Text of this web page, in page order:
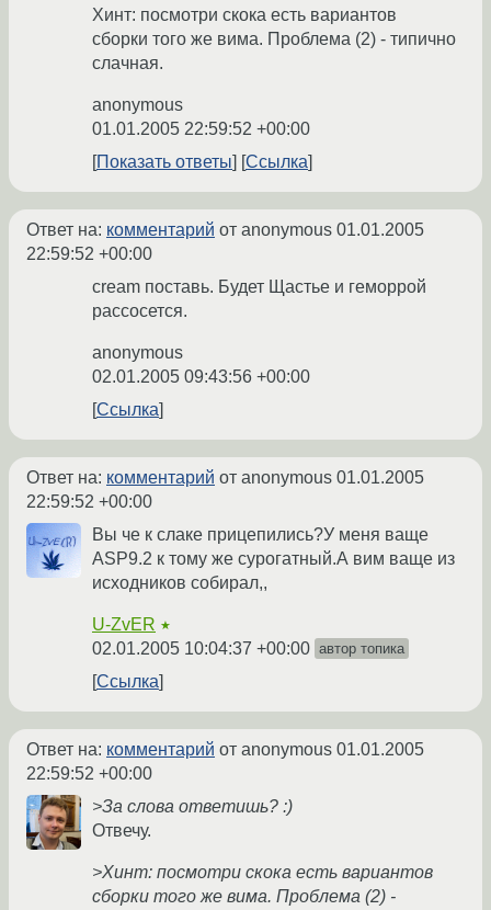
Хинт: посмотри скока есть вариантов
сборки того же вима. Проблема (2) - типично
слачная.
anonymous
01.01.2005 22:59:52 +00:00
Показать ответы
Ссылка
Ответ на: комментарий от anonymous 01.01.2005
22:59:52 +00:00
cream поставь. Будет Щастье и геморрой
рассосется.
anonymous
02.01.2005 09:43:56 +00:00
Ссылка
Ответ на: комментарий от anonymous 01.01.2005
22:59:52 +00:00
Вы че к слаке прицепились?У меня ваще
ASP9.2 к тому же сурогатный.А вим ваще из
исходников собирал,,
U-ZvER ★
02.01.2005 10:04:37 +00:00 автор топика
Ссылка
Ответ на: комментарий от anonymous 01.01.2005
22:59:52 +00:00
>За слова ответишь? :)
Отвечу.
>Хинт: посмотри скока есть вариантов
сборки того же вима. Проблема (2) -